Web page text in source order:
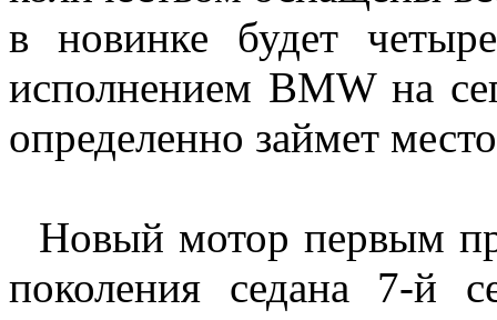
в новинке будет
исполнением BMW на
определенно займет
Новый мотор первым
поколения седана 7-й